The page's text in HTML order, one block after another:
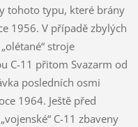
tohoto typu, které brány
1956. V případě zbylých
stroje
C-11 přitom Svazarm od
posledních osmi
1964. Ještě před
C-11 zbaveny